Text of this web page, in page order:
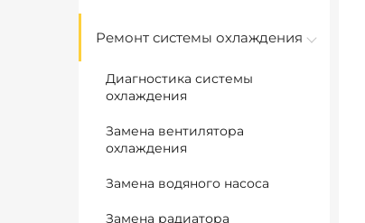
Ремонт системы охлаждения
Диагностика системы
охлаждения
Замена вентилятора
охлаждения
Замена водяного насоса
Замена радиатора